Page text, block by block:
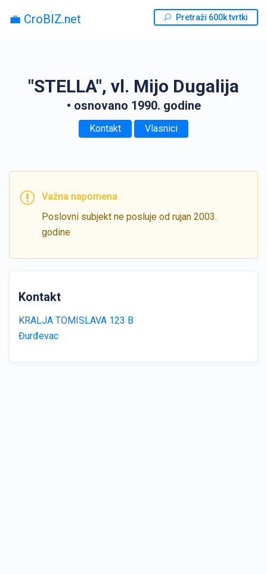
💼 CroBIZ.net Pretraži 600k tvrtki
"STELLA", vl. Mijo Dugalija
• osnovano 1990. godine
Kontakt Vlasnici
Važna napomena
Poslovni subjekt ne posluje od rujan 2003.
godine
Kontakt
KRALJA TOMISLAVA 123 B
Đurđevac